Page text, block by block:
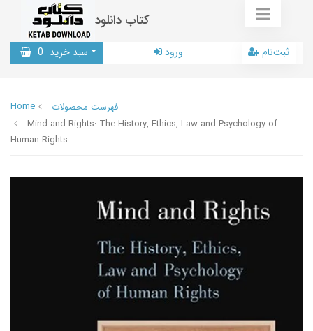
کتاب دانلود
سبد خرید 0 ورود ثبت‌نام
Home
فهرست محصولات
Mind and Rights: The History, Ethics, Law and Psychology of
Human Rights